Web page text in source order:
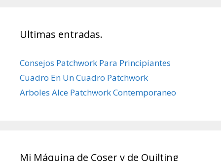
Ultimas entradas.
Consejos Patchwork Para Principiantes
Cuadro En Un Cuadro Patchwork
Arboles Alce Patchwork Contemporaneo
Mi Máquina de Coser y de Quilting